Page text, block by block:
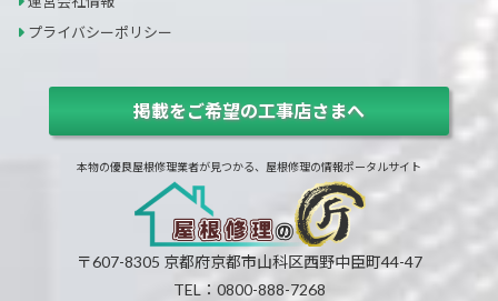
プライバシーポリシー
掲載をご希望の工事店さまへ
本物の優良屋根修理業者が見つかる、屋根修理の情報ポータルサイト
〒607-8305 京都府京都市山科区西野中臣町44-47
TEL：0800-888-7268